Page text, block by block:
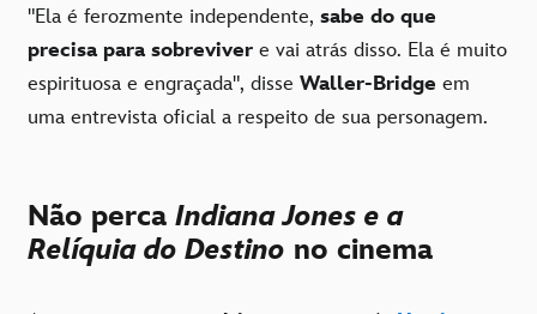
"Ela é ferozmente independente, sabe do que
precisa para sobreviver e vai atrás disso. Ela é muito
espirituosa e engraçada", disse Waller-Bridge em
uma entrevista oficial a respeito de sua personagem.
Não perca Indiana Jones e a
Relíquia do Destino no cinema